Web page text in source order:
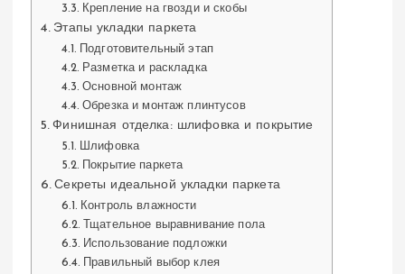
Крепление на гвозди и скобы
Этапы укладки паркета
Подготовительный этап
Разметка и раскладка
Основной монтаж
Обрезка и монтаж плинтусов
Финишная отделка: шлифовка и покрытие
Шлифовка
Покрытие паркета
Секреты идеальной укладки паркета
Контроль влажности
Тщательное выравнивание пола
Использование подложки
Правильный выбор клея